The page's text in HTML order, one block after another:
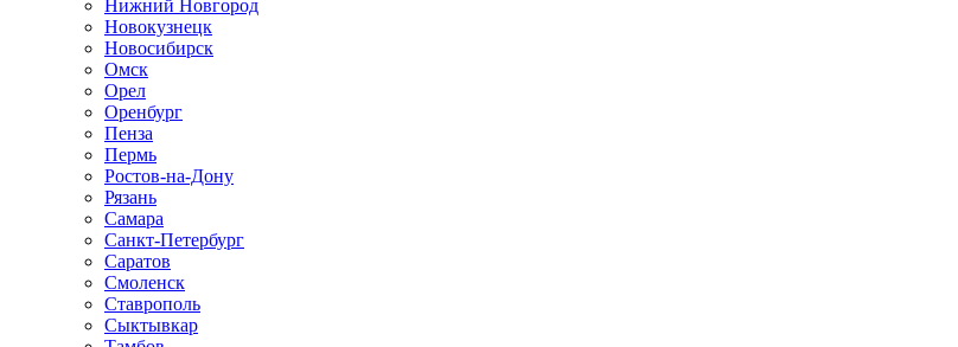
Нижний Новгород
Новокузнецк
Новосибирск
Омск
Орел
Оренбург
Пенза
Пермь
Ростов-на-Дону
Рязань
Самара
Санкт-Петербург
Саратов
Смоленск
Ставрополь
Сыктывкар